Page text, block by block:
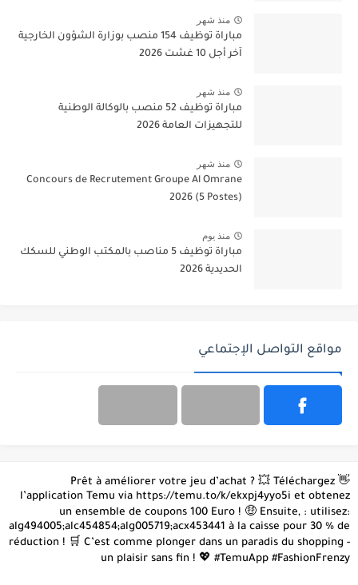
منذ شهر
مباراة توظيف 154 منصب بوزارة الشؤون الخارجية
آخر أجل 10 غشت 2026
منذ شهر
مباراة توظيف 52 منصب بالوكالة الوطنية
للتجهيزات العامة 2026
منذ شهر
Concours de Recrutement Groupe Al Omrane
2026 (5 Postes)
منذ يوم
مباراة توظيف 5 مناصب بالمكتب الوطني للسكك
الحديدية 2026
مواقع التواصل الإجتماعي
👋 Prêt à améliorer votre jeu d’achat ? 💥 Téléchargez
l’application Temu via https://temu.to/k/ekxpj4yyo5i et obtenez
un ensemble de coupons 100 Euro ! 🤑 Ensuite, : utilisez:
alg494005;alc454854;alg005719;acx453441 à la caisse pour 30 % de
réduction ! 🛒 C’est comme plonger dans un paradis du shopping -
un plaisir sans fin ! 💖 #TemuApp #FashionFrenzy